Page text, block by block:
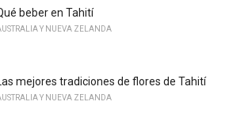
beber en Tahití
Y NUEVA ZELANDA
mejores tradiciones de flores de Tahití
Y NUEVA ZELANDA